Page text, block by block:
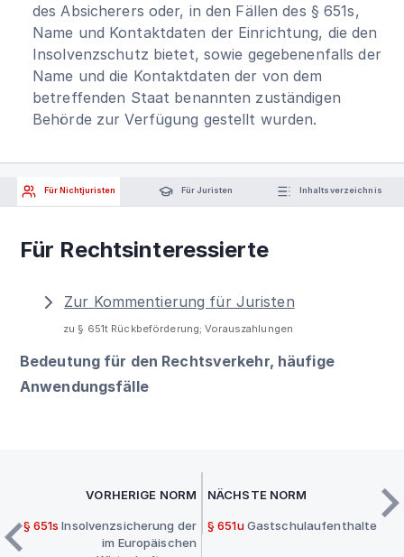
des Absicherers oder, in den Fällen des § 651s,
Name und Kontaktdaten der Einrichtung, die den
Insolvenzschutz bietet, sowie gegebenenfalls der
Name und die Kontaktdaten der von dem
betreffenden Staat benannten zuständigen
Behörde zur Verfügung gestellt wurden.
Für Nichtjuristen Für Juristen Inhaltsverzeichnis
Für Rechtsinteressierte
Zur Kommentierung für Juristen
zu § 651t Rückbeförderung; Vorauszahlungen
Bedeutung für den Rechtsverkehr, häufige
Anwendungsfälle
VORHERIGE NORM
§ 651s Insolvenzsicherung der
im Europäischen
NÄCHSTE NORM
§ 651u Gastschulaufenthalte